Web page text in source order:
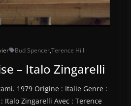
Bud Spencer,Terence Hill
– Italo Zingarelli
1979 Origine : Italie Genre :
Italo Zingarelli Avec : Terence